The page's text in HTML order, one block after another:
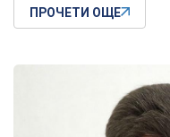
ПРОЧЕТИ ОЩЕ